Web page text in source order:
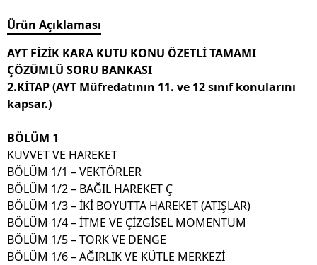
Ürün Açıklaması
AYT FİZİK KARA KUTU KONU ÖZETLİ TAMAMI
ÇÖZÜMLÜ SORU BANKASI
2.KİTAP (AYT Müfredatının 11. ve 12 sınıf konularını
kapsar.)
BÖLÜM 1
KUVVET VE HAREKET
BÖLÜM 1/1 – VEKTÖRLER
BÖLÜM 1/2 – BAĞIL HAREKET Ç
BÖLÜM 1/3 – İKİ BOYUTTA HAREKET (ATIŞLAR)
BÖLÜM 1/4 – İTME VE ÇİZGİSEL MOMENTUM
BÖLÜM 1/5 – TORK VE DENGE
BÖLÜM 1/6 – AĞIRLIK VE KÜTLE MERKEZİ